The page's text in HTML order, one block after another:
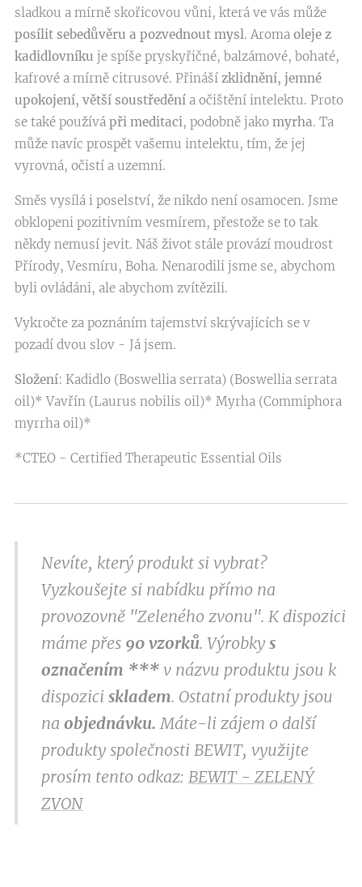
sladkou a mírně skořicovou vůni, která ve vás může
posílit sebedůvěru a pozvednout mysl. Aroma oleje z
kadidlovníku je spíše pryskyřičné, balzámové, bohaté,
kafrové a mírně citrusové. Přináší zklidnění, jemné
upokojení, větší soustředění a očištění intelektu. Proto
se také používá při meditaci, podobně jako myrha. Ta
může navíc prospět vašemu intelektu, tím, že jej
vyrovná, očistí a uzemní.
Směs vysílá i poselství, že nikdo není osamocen. Jsme
obklopeni pozitivním vesmírem, přestože se to tak
někdy nemusí jevit. Náš život stále provází moudrost
Přírody, Vesmíru, Boha. Nenarodili jsme se, abychom
byli ovládáni, ale abychom zvítězili.
Vykročte za poznáním tajemství skrývajících se v
pozadí dvou slov - Já jsem.
Složení: Kadidlo (Boswellia serrata) (Boswellia serrata
oil)* Vavřín (Laurus nobilis oil)* Myrha (Commiphora
myrrha oil)*
*CTEO - Certified Therapeutic Essential Oils
Nevíte, který produkt si vybrat?
Vyzkoušejte si nabídku přímo na
provozovně "Zeleného zvonu". K dispozici
máme přes 90 vzorků. Výrobky s
označením *** v názvu produktu jsou k
dispozici skladem. Ostatní produkty jsou
na objednávku. Máte-li zájem o další
produkty společnosti BEWIT, využijte
prosím tento odkaz: BEWIT - ZELENÝ
ZVON